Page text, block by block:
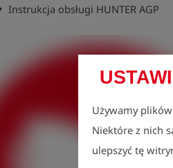
Używamy
Niektóre z nich
ulepszyć tę
Instrukcja obsługi HUNTER AGP